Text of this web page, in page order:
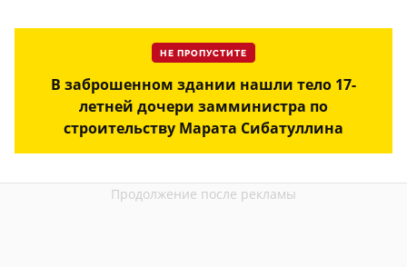
НЕ ПРОПУСТИТЕ
В заброшенном здании нашли тело 17-
летней дочери замминистра по
строительству Марата Сибатуллина